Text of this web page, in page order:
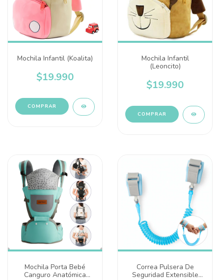
Mochila Infantil (Koalita)
$19.990
Mochila Infantil
(Leoncito)
$19.990
Mochila Porta Bebé
Canguro Anatómica
Correa Pulsera De
Seguridad Extensible